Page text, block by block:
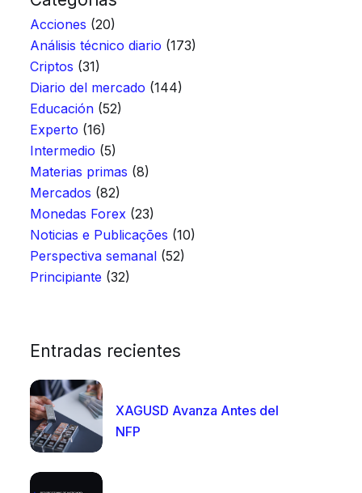
Acciones (20)
Análisis técnico diario (173)
Criptos (31)
Diario del mercado (144)
Educación (52)
Experto (16)
Intermedio (5)
Materias primas (8)
Mercados (82)
Monedas Forex (23)
Noticias e Publicações (10)
Perspectiva semanal (52)
Principiante (32)
Entradas recientes
XAGUSD Avanza Antes del
NFP